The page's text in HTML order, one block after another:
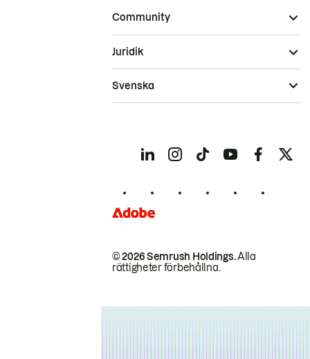
Community
© 2026 Semrush Holdings.Alla
rättigheter förbehållna.
Juridik
Svenska